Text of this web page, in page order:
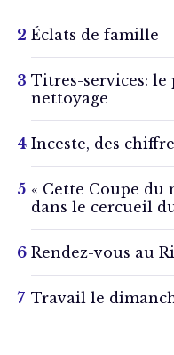
Éclats de famille
Titres-services:
nettoyage
Inceste, des
« Cette Coupe du
dans le cercueil
Rendez-vous au
Travail le